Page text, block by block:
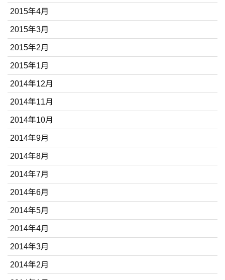
2015年4月
2015年3月
2015年2月
2015年1月
2014年12月
2014年11月
2014年10月
2014年9月
2014年8月
2014年7月
2014年6月
2014年5月
2014年4月
2014年3月
2014年2月